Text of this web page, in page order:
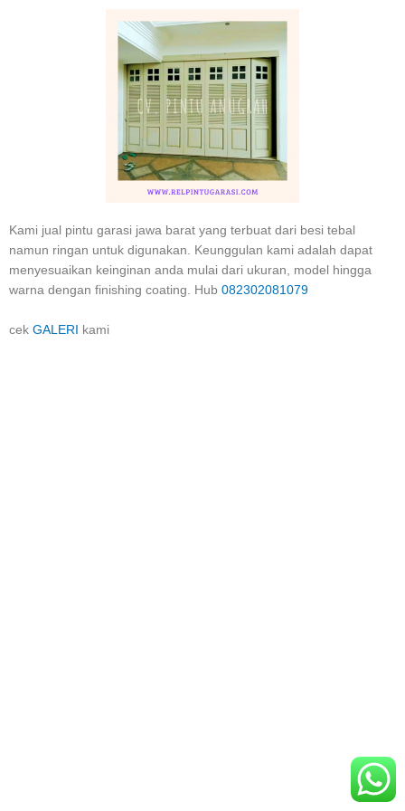
Kami jual pintu garasi jawa barat yang terbuat dari besi tebal
namun ringan untuk digunakan. Keunggulan kami adalah dapat
menyesuaikan keinginan anda mulai dari ukuran, model hingga
warna dengan finishing coating. Hub 082302081079
cek GALERI kami